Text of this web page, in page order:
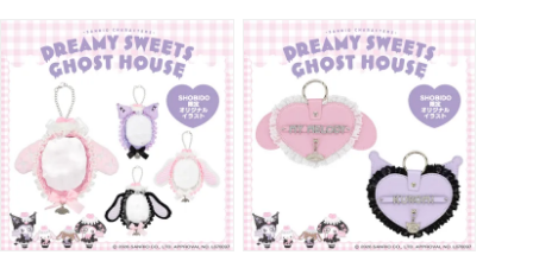
吸水キャップ